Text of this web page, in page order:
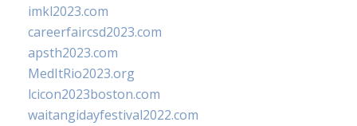
imkl2023.com
careerfaircsd2023.com
apsth2023.com
MedItRio2023.org
lcicon2023boston.com
waitangidayfestival2022.com